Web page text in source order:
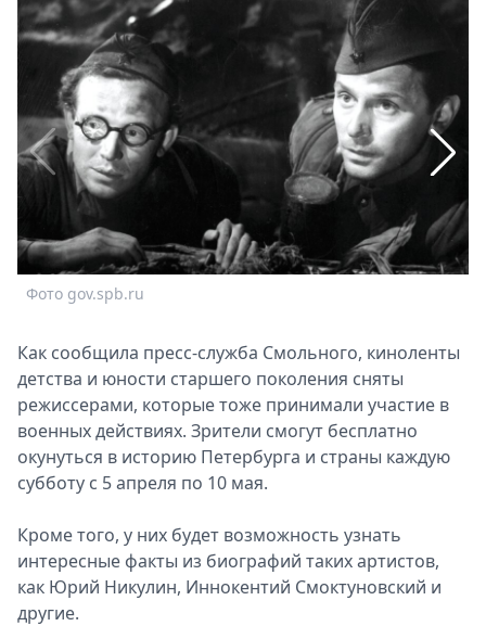
Пресс-
релизы
О
Metro
Стримы
Спецпроекты
Звезды
2026
Скачай
Metro
Фото gov.spb.ru
Как сообщила пресс-служба Смольного, киноленты
детства и юности старшего поколения сняты
режиссерами, которые тоже принимали участие в
военных действиях. Зрители смогут бесплатно
окунуться в историю Петербурга и страны каждую
субботу с 5 апреля по 10 мая.
Кроме того, у них будет возможность узнать
интересные факты из биографий таких артистов,
как Юрий Никулин, Иннокентий Смоктуновский и
другие.